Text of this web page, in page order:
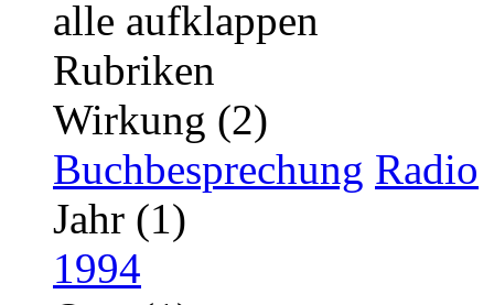
alle aufklappen
Rubriken
Wirkung (2)
Buchbesprechung Radio
Jahr (1)
1994